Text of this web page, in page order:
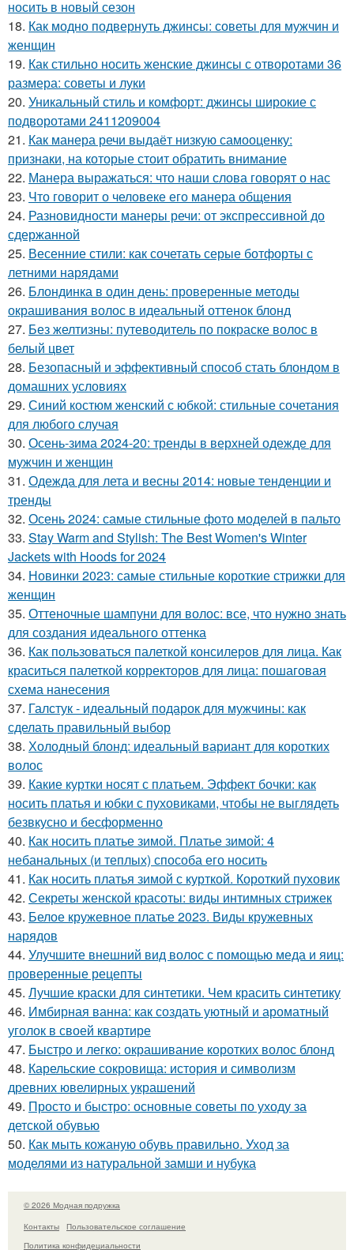
носить в новый сезон
18. Как модно подвернуть джинсы: советы для мужчин и
женщин
19. Как стильно носить женские джинсы с отворотами 36
размера: советы и луки
20. Уникальный стиль и комфорт: джинсы широкие с
подворотами 2411209004
21. Как манера речи выдаёт низкую самооценку:
признаки, на которые стоит обратить внимание
22. Манера выражаться: что наши слова говорят о нас
23. Что говорит о человеке его манера общения
24. Разновидности манеры речи: от экспрессивной до
сдержанной
25. Весенние стили: как сочетать серые ботфорты с
летними нарядами
26. Блондинка в один день: проверенные методы
окрашивания волос в идеальный оттенок блонд
27. Без желтизны: путеводитель по покраске волос в
белый цвет
28. Безопасный и эффективный способ стать блондом в
домашних условиях
29. Синий костюм женский с юбкой: стильные сочетания
для любого случая
30. Осень-зима 2024-20: тренды в верхней одежде для
мужчин и женщин
31. Одежда для лета и весны 2014: новые тенденции и
тренды
32. Осень 2024: самые стильные фото моделей в пальто
33. Stay Warm and Stylish: The Best Women's Winter
Jackets with Hoods for 2024
34. Новинки 2023: самые стильные короткие стрижки для
женщин
35. Оттеночные шампуни для волос: все, что нужно знать
для создания идеального оттенка
36. Как пользоваться палеткой консилеров для лица. Как
краситься палеткой корректоров для лица: пошаговая
схема нанесения
37. Галстук - идеальный подарок для мужчины: как
сделать правильный выбор
38. Холодный блонд: идеальный вариант для коротких
волос
39. Какие куртки носят с платьем. Эффект бочки: как
носить платья и юбки с пуховиками, чтобы не выглядеть
безвкусно и бесформенно
40. Как носить платье зимой. Платье зимой: 4
небанальных (и теплых) способа его носить
41. Как носить платья зимой с курткой. Короткий пуховик
42. Секреты женской красоты: виды интимных стрижек
43. Белое кружевное платье 2023. Виды кружевных
нарядов
44. Улучшите внешний вид волос с помощью меда и яиц:
проверенные рецепты
45. Лучшие краски для синтетики. Чем красить синтетику
46. Имбирная ванна: как создать уютный и ароматный
уголок в своей квартире
47. Быстро и легко: окрашивание коротких волос блонд
48. Карельские сокровища: история и символизм
древних ювелирных украшений
49. Просто и быстро: основные советы по уходу за
детской обувью
50. Как мыть кожаную обувь правильно. Уход за
моделями из натуральной замши и нубука
© 2026 Модная подружка
Контакты
Пользовательское соглашение
Политика конфидециальности